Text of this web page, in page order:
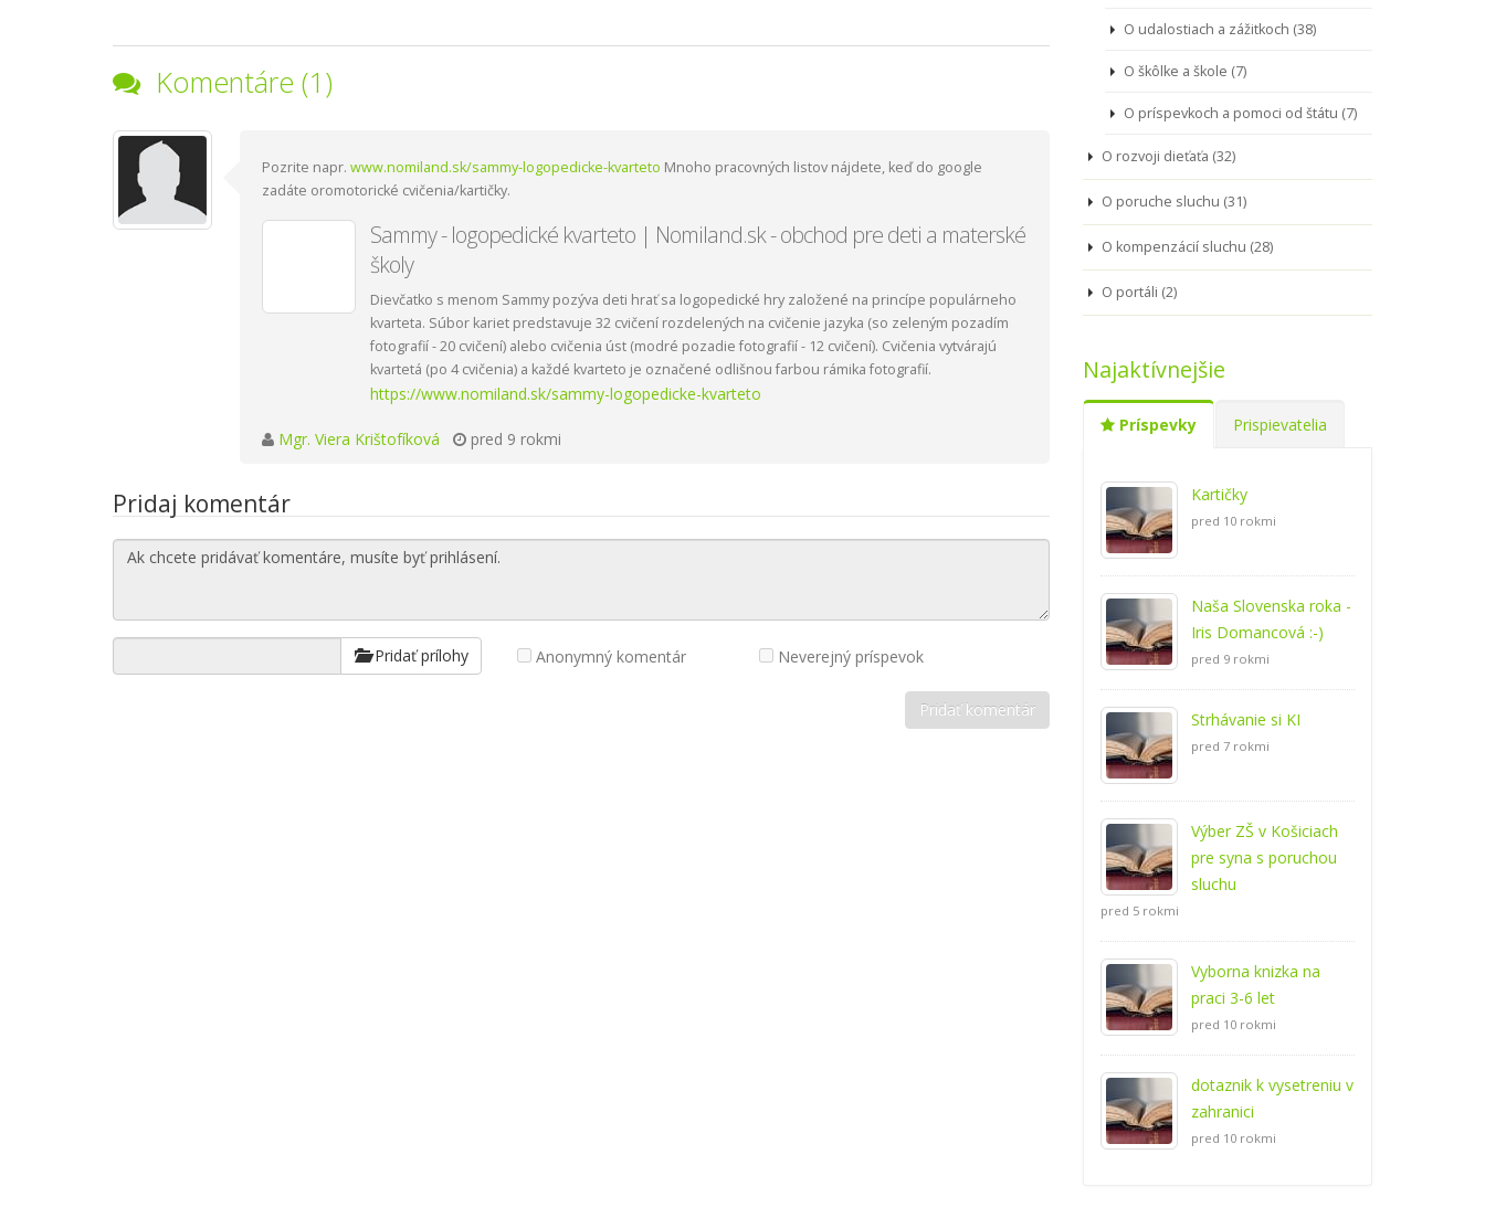
Komentáre (1)
Pozrite napr. www.nomiland.sk/sammy-logopedicke-kvarteto Mnoho pracovných listov nájdete, keď do google
zadáte oromotorické cvičenia/kartičky.
Sammy - logopedické kvarteto | Nomiland.sk - obchod pre deti a materské
školy
Dievčatko s menom Sammy pozýva deti hrať sa logopedické hry založené na princípe populárneho
kvarteta. Súbor kariet predstavuje 32 cvičení rozdelených na cvičenie jazyka (so zeleným pozadím
fotografií - 20 cvičení) alebo cvičenia úst (modré pozadie fotografií - 12 cvičení). Cvičenia vytvárajú
kvartetá (po 4 cvičenia) a každé kvarteto je označené odlišnou farbou rámika fotografií.
https://www.nomiland.sk/sammy-logopedicke-kvarteto
Mgr. Viera Krištofíková pred 9 rokmi
Pridaj komentár
Pridať prílohy Anonymný komentár Neverejný príspevok
O udalostiach a zážitkoch (38)
O škôlke a škole (7)
O príspevkoch a pomoci od štátu (7)
O rozvoji dieťaťa (32)
O poruche sluchu (31)
O kompenzácií sluchu (28)
O portáli (2)
Najaktívnejšie
Príspevky Prispievatelia
Kartičky
pred 10 rokmi
Naša Slovenska roka -
Iris Domancová :-)
pred 9 rokmi
Strhávanie si KI
pred 7 rokmi
Výber ZŠ v Košiciach
pre syna s poruchou
sluchu
pred 5 rokmi
Vyborna knizka na
praci 3-6 let
pred 10 rokmi
dotaznik k vysetreniu v
zahranici
pred 10 rokmi